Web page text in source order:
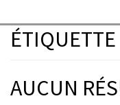
ÉTIQUETTE
AUCUN